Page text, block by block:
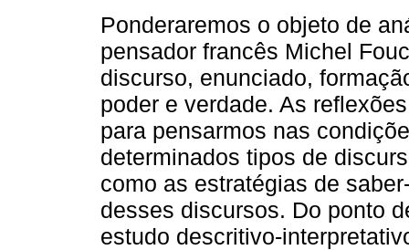
Ponderaremos o objeto de
pensador francês Michel
discurso, enunciado,
poder e verdade. As
para pensarmos nas
determinados tipos de
como as estratégias de
desses discursos. Do ponto
estudo descritivo-